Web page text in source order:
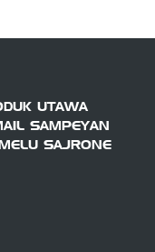
UTAWA
SAMPEYAN
SAJRONE